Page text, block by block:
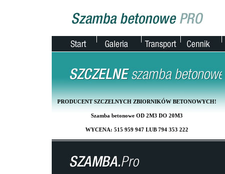
PRODUCENT SZCZELNYCH ZBIORNIKÓW BETONOWYCH!
Szamba betonowe OD 2M3 DO 20M3
WYCENA: 515 959 947 LUB 794 353 222